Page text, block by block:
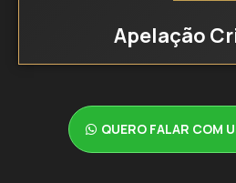
Apelação
QUERO FALAR COM